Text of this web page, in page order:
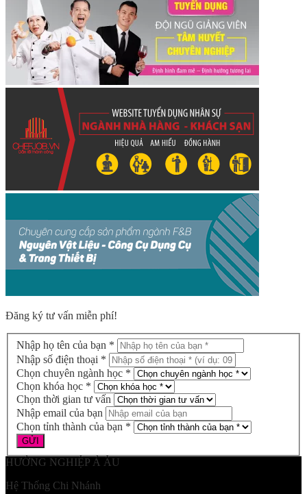
Đăng ký tư vấn miễn phí!
Nhập họ tên của bạn *
Nhập số điện thoại *
Chọn chuyên ngành học *
Chọn khóa học *
Chọn thời gian tư vấn
Nhập email của bạn
Chọn tỉnh thành của bạn *
HƯỚNG NGHIỆP Á ÂU
Hệ Thống Chi Nhánh